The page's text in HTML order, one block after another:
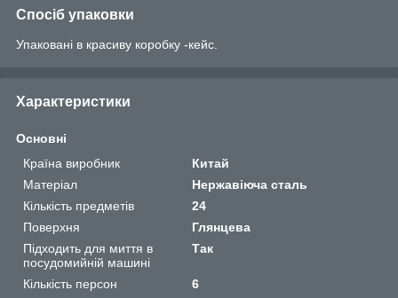
Спосіб упаковки
Упаковані в красиву коробку -кейс.
Характеристики
Основні
Країна виробник
Китай
Матеріал
Нержавіюча сталь
Кількість предметів
24
Поверхня
Глянцева
Підходить для миття в
посудомийній машині
Так
Кількість персон
6